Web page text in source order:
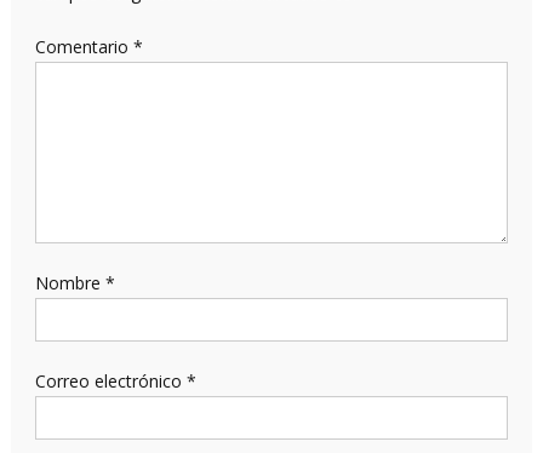
Comentario *
Nombre *
Correo electrónico *